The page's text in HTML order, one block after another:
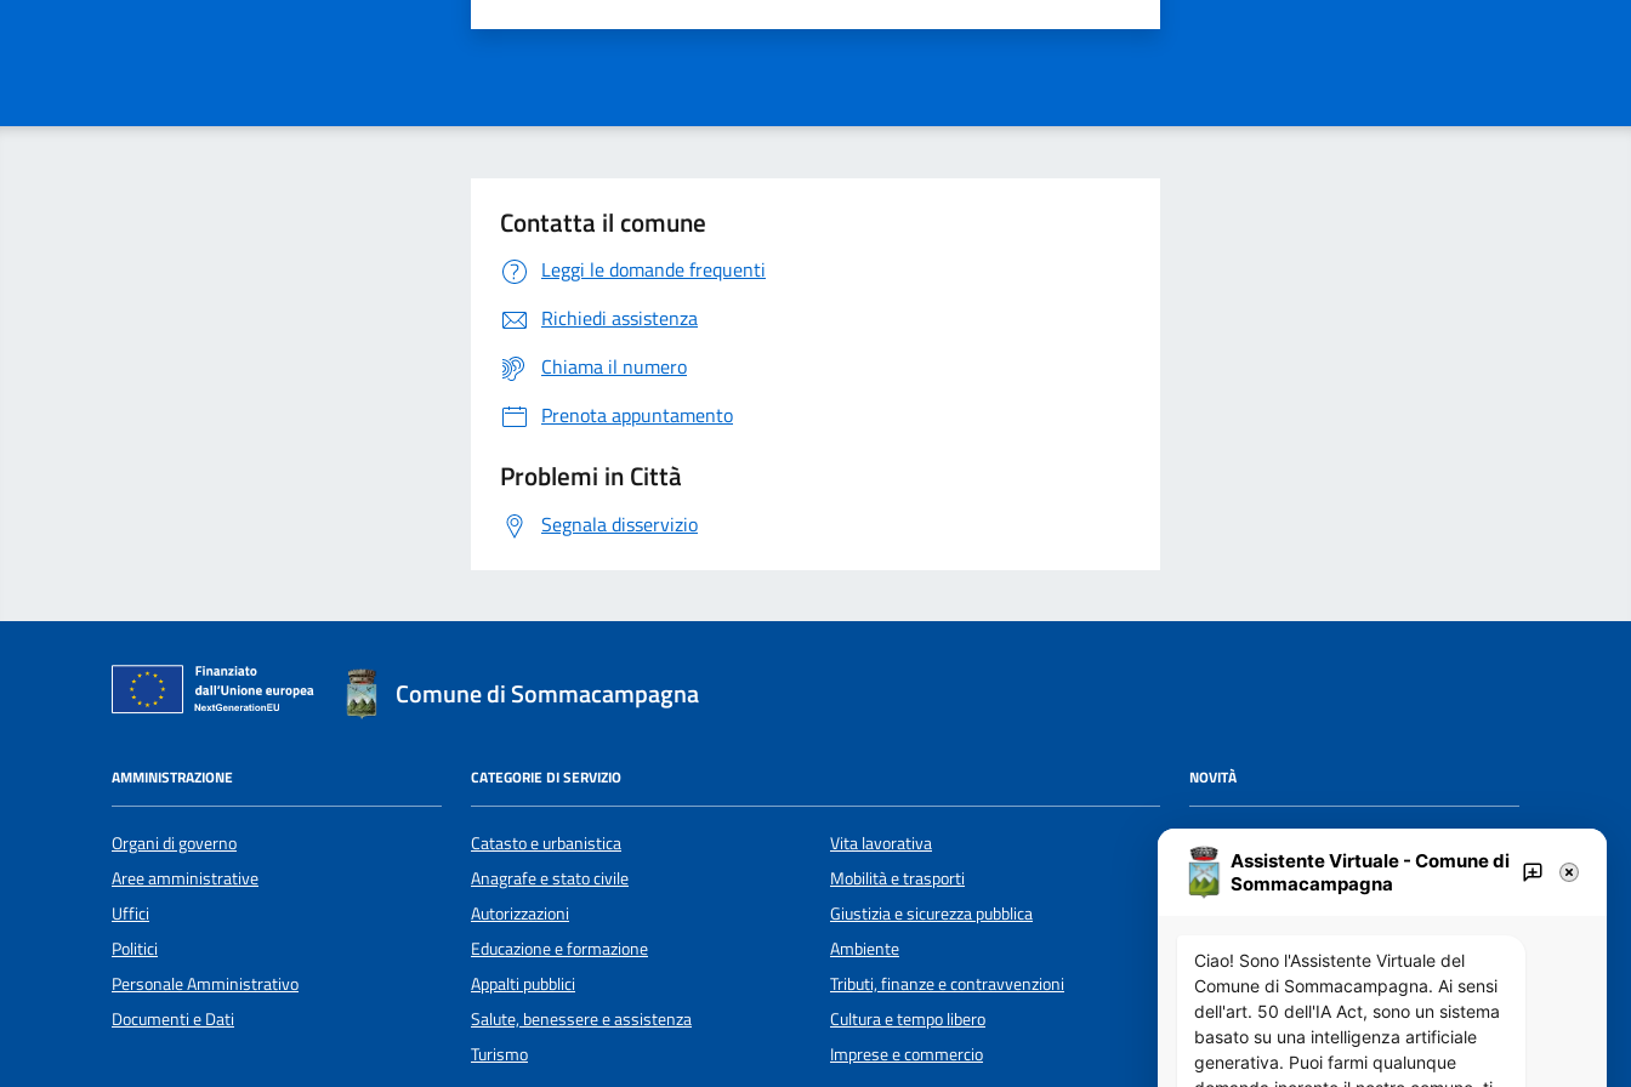
Contatta il comune
Leggi le domande frequenti
Richiedi assistenza
Chiama il numero
Prenota appuntamento
Problemi in Città
Segnala disservizio
Comune di Sommacampagna
AMMINISTRAZIONE
Organi di governo
Aree amministrative
Uffici
Politici
Personale Amministrativo
Documenti e Dati
CATEGORIE DI SERVIZIO
Catasto e urbanistica
Anagrafe e stato civile
Autorizzazioni
Educazione e formazione
Appalti pubblici
Salute, benessere e assistenza
Turismo
Vita lavorativa
Mobilità e trasporti
Giustizia e sicurezza pubblica
Ambiente
Tributi, finanze e contravvenzioni
Cultura e tempo libero
Imprese e commercio
NOVITÀ
Notizie
Avvisi
VIVERE IL COMUNE
Luoghi
Eventi
Assistente Virtuale - Comune di
Sommacampagna
Ciao! Sono l'Assistente Virtuale del
Comune di Sommacampagna. Ai sensi
dell'art. 50 dell'IA Act, sono un sistema
basato su una intelligenza artificiale
generativa. Puoi farmi qualunque